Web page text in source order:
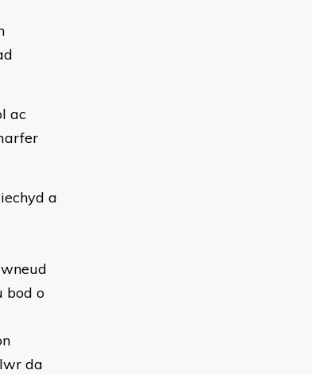
ac
a
bod o
da